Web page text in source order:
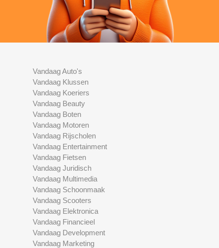
Vandaag Auto's
Vandaag Klussen
Vandaag Koeriers
Vandaag Beauty
Vandaag Boten
Vandaag Motoren
Vandaag Rijscholen
Vandaag Entertainment
Vandaag Fietsen
Vandaag Juridisch
Vandaag Multimedia
Vandaag Schoonmaak
Vandaag Scooters
Vandaag Elektronica
Vandaag Financieel
Vandaag Development
Vandaag Marketing